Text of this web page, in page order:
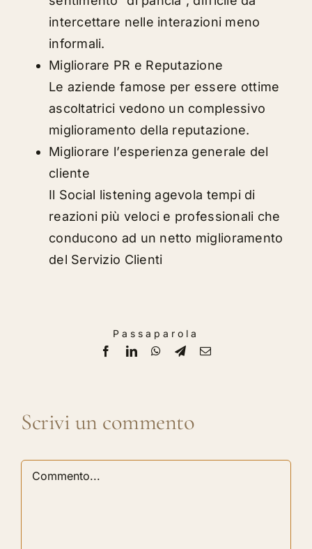
intercettare nelle interazioni meno
informali.
Migliorare PR e Reputazione
Le aziende famose per essere ottime
ascoltatrici vedono un complessivo
miglioramento della reputazione.
Migliorare l’esperienza generale del
cliente
Il Social listening agevola tempi di
reazioni più veloci e professionali che
conducono ad un netto miglioramento
del Servizio Clienti
Passaparola
FacebookLinkedInWhatsApp
TelegramEmail
Scrivi un commento
Commento